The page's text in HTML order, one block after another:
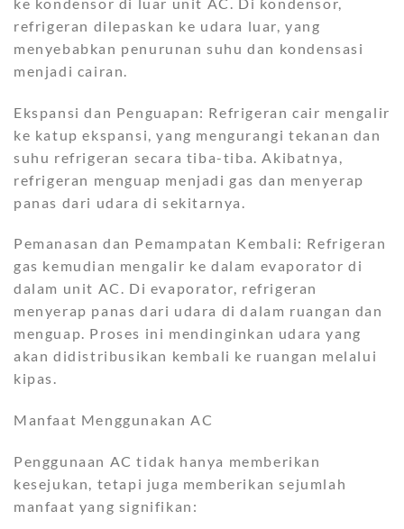
refrigeran dilepaskan ke udara luar, yang
menyebabkan penurunan suhu dan kondensasi
menjadi cairan.
Ekspansi dan Penguapan: Refrigeran cair mengalir
ke katup ekspansi, yang mengurangi tekanan dan
suhu refrigeran secara tiba-tiba. Akibatnya,
refrigeran menguap menjadi gas dan menyerap
panas dari udara di sekitarnya.
Pemanasan dan Pemampatan Kembali: Refrigeran
gas kemudian mengalir ke dalam evaporator di
dalam unit AC. Di evaporator, refrigeran
menyerap panas dari udara di dalam ruangan dan
menguap. Proses ini mendinginkan udara yang
akan didistribusikan kembali ke ruangan melalui
kipas.
Manfaat Menggunakan AC
Penggunaan AC tidak hanya memberikan
kesejukan, tetapi juga memberikan sejumlah
manfaat yang signifikan: